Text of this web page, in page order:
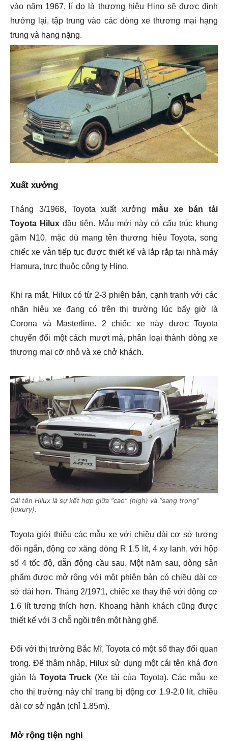
vào năm 1967, lí do là thương hiệu Hino sẽ được định
hướng lại, tập trung vào các dòng xe thương mại hạng
trung và hạng nặng.
Xuất xưởng
Tháng 3/1968, Toyota xuất xưởng mẫu xe bán tải
Toyota Hiluxđầu tiên. Mẫu mới này có cấu trúc khung
gầm N10, mặc dù mang tên thương hiêu Toyota, song
chiếc xe vẫn tiếp tục được thiết kế và lắp rắp tại nhà máy
Hamura, trực thuộc công ty Hino.
Khi ra mắt, Hilux có từ 2-3 phiên bản, cạnh tranh với các
nhãn hiệu xe đang có trên thị trường lúc bấy giờ là
Corona và Masterline. 2 chiếc xe này được Toyota
chuyển đổi một cách mượt mà, phân loại thành dòng xe
thương mại cỡ nhỏ và xe chở khách.
Cái tên Hilux là sự kết hợp giữa “cao” (high) và “sang trọng”
(luxury).
Toyota giới thiệu các mẫu xe với chiều dài cơ sở tương
đối ngắn, động cơ xăng dòng R 1.5 lít, 4 xy lanh, với hộp
số 4 tốc độ, dẫn động cầu sau. Một năm sau, dòng sản
phẩm được mở rộng với một phiên bản có chiều dài cơ
sở dài hơn. Tháng 2/1971, chiếc xe thay thế với động cơ
1.6 lít tương thích hơn. Khoang hành khách cũng được
thiết kế với 3 chỗ ngồi trên một hàng ghế.
Đối với thị trường Bắc Mĩ, Toyota có một số thay đổi quan
trong. Để thâm nhập, Hilux sử dụng một cái tên khá đơn
giản là Toyota Truck (Xe tải của Toyota). Các mẫu xe
cho thị trường này chỉ trang bị động cơ 1.9-2.0 lít, chiều
dài cơ sở ngắn (chỉ 1.85m).
Mở rộng tiện nghi